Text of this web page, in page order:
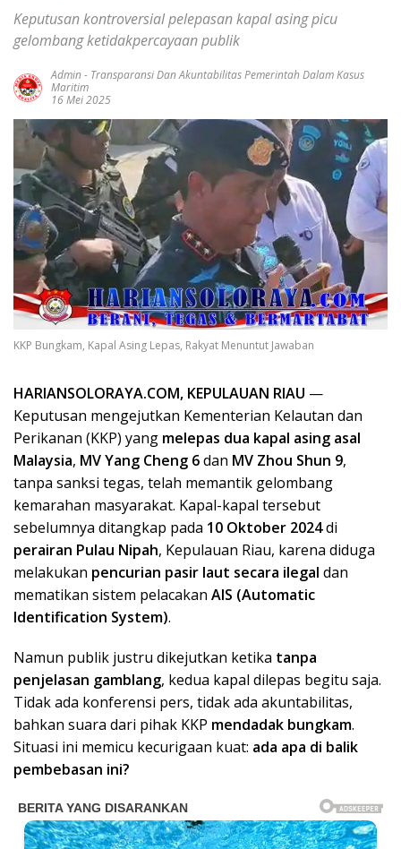
Keputusan kontroversial pelepasan kapal asing picu
gelombang ketidakpercayaan publik
Admin- Transparansi Dan Akuntabilitas Pemerintah Dalam Kasus
Maritim
16 Mei 2025
KKP Bungkam, Kapal Asing Lepas, Rakyat Menuntut Jawaban
HARIANSOLORAYA.COM, KEPULAUAN RIAU —
Keputusan mengejutkan Kementerian Kelautan dan
Perikanan (KKP) yang melepas dua kapal asing asal
Malaysia, MV Yang Cheng 6dan MV Zhou Shun 9,
tanpa sanksi tegas, telah memantik gelombang
kemarahan masyarakat. Kapal-kapal tersebut
sebelumnya ditangkap pada 10 Oktober 2024di
perairan Pulau Nipah, Kepulauan Riau, karena diduga
melakukan pencurian pasir laut secara ilegal dan
mematikan sistem pelacakan AIS (Automatic
Identification System).
Namun publik justru dikejutkan ketika tanpa
penjelasan gamblang, kedua kapal dilepas begitu saja.
Tidak ada konferensi pers, tidak ada akuntabilitas,
bahkan suara dari pihak KKP mendadak bungkam.
Situasi ini memicu kecurigaan kuat: ada apa di balik
pembebasan ini?